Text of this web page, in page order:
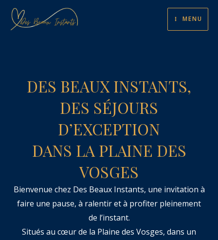
Aller
MAIN
MENU
MENU
DES BEAUX INSTANTS,
DES SÉJOURS
D’EXCEPTION
DANS LA PLAINE DES
VOSGES
Bienvenue chez Des Beaux Instants, une invitation à
faire une pause, à ralentir et à profiter pleinement
de l’instant.
Situés au cœur de la Plaine des Vosges, dans un